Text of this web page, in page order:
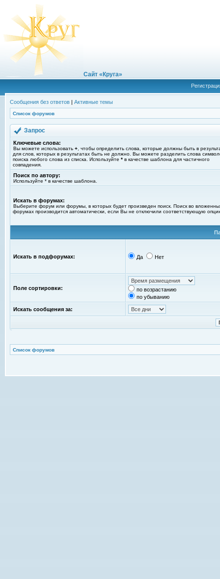
Сайт «Круга»
Сообщения без ответов | Активные темы
Список форумов
Запрос
Ключевые слова:
Вы можете использовать + , чтобы определить слова, которые должны быть в
для слов, которых в результатах быть не должно. Вы можете разделить слова
поиска любого слова из списка. Используйте * в качестве шаблона для частичного
совпадения.
Поиск по автору:
Используйте * в качестве шаблона.
Искать в форумах:
Выберите форум или форумы, в которых будет произведен поиск. Поиск во
форумах производится автоматически, если Вы не отключили соответствующую
Искать в подфорумах: Да Нет
Поле сортировки:
по возрастанию
по убыванию
Искать сообщения за:
Список форумов